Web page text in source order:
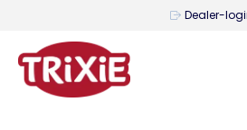
Dealer-